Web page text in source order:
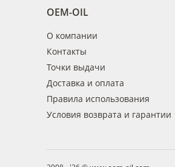
OEM-OIL
О компании
Контакты
Точки выдачи
Доставка и оплата
Правила использования
Условия возврата и гарантии